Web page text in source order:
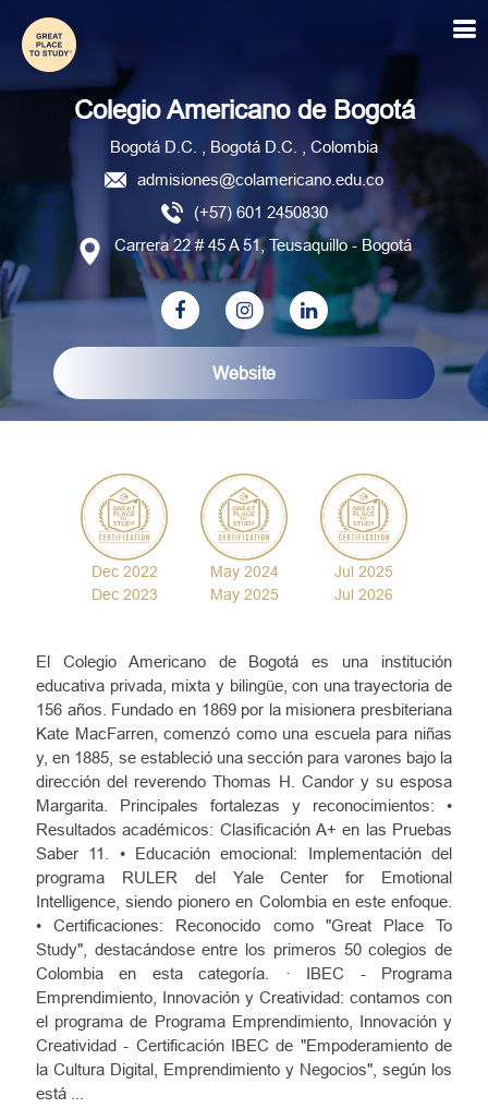
Colegio Americano de
Colegio Americano de Bogotá
Bogotá D.C. , Bogotá D.C. , Colombia
admisiones@colamericano.edu.co
(+57) 601 2450830
Carrera 22 # 45 A 51, Teusaquillo - Bogotá
Website
Dec 2022
Dec 2023
May 2024
May 2025
Jul 2025
Jul 2026
El Colegio Americano de Bogotá es una institución
educativa privada, mixta y bilingüe, con una trayectoria de
156 años. Fundado en 1869 por la misionera presbiteriana
Kate MacFarren, comenzó como una escuela para niñas
y, en 1885, se estableció una sección para varones bajo la
dirección del reverendo Thomas H. Candor y su esposa
Margarita. Principales fortalezas y reconocimientos: •
Resultados académicos: Clasificación A+ en las Pruebas
Saber 11. • Educación emocional: Implementación del
programa RULER del Yale Center for Emotional
Intelligence, siendo pionero en Colombia en este enfoque.
• Certificaciones: Reconocido como "Great Place To
Study", destacándose entre los primeros 50 colegios de
Colombia en esta categoría. · IBEC - Programa
Emprendimiento, Innovación y Creatividad: contamos con
el programa de Programa Emprendimiento, Innovación y
Creatividad - Certificación IBEC de "Empoderamiento de
la Cultura Digital, Emprendimiento y Negocios", según los
está